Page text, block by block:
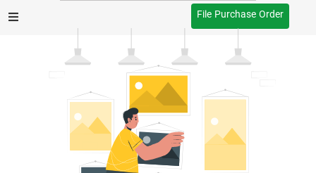
After Effects
File Purchase Order